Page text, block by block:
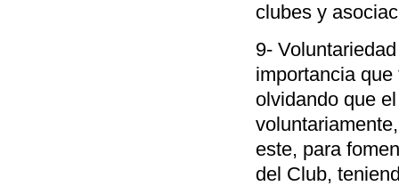
clubes y
9-
importancia
olvidando que
este, para
del Club,